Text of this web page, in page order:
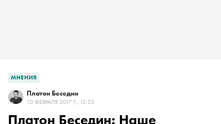
МНЕНИЯ
Платон Беседин
10 ФЕВРАЛЯ 2017 Г., 12:55
Платон Беседин: Наше